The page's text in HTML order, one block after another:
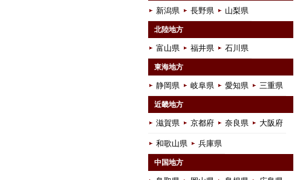
新潟県 長野県 山梨県
北陸地方
富山県 福井県 石川県
東海地方
静岡県 岐阜県 愛知県 三重県
近畿地方
滋賀県 京都府 奈良県 大阪府
和歌山県 兵庫県
中国地方